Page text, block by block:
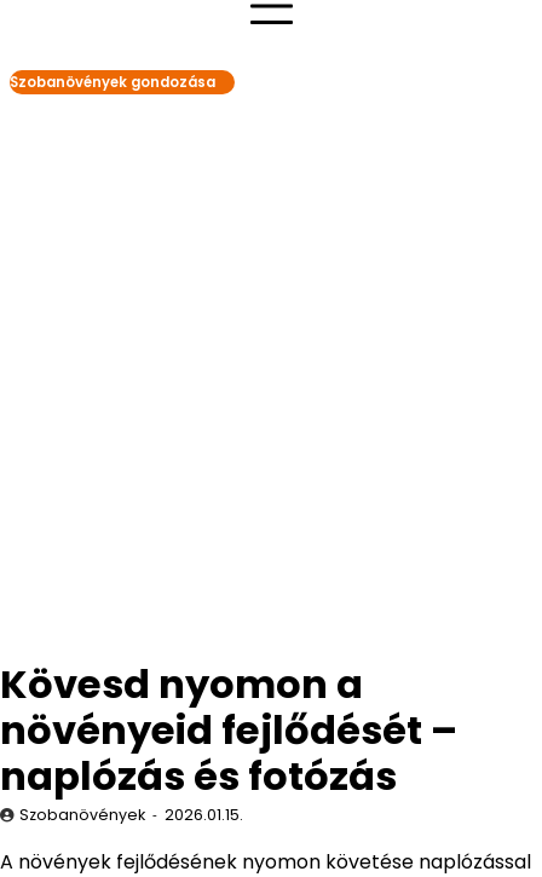
Szobanövények gondozása
Kövesd nyomon a
növényeid fejlődését –
naplózás és fotózás
Szobanövények 2026.01.15.
A növények fejlődésének nyomon követése naplózással